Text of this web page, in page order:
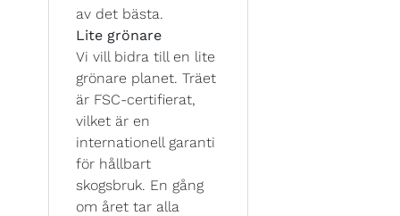
av det bästa.
Lite grönare
Vi vill bidra till en lite
grönare planet. Träet
är FSC-certifierat,
vilket är en
internationell garanti
för hållbart
skogsbruk. En gång
om året tar alla